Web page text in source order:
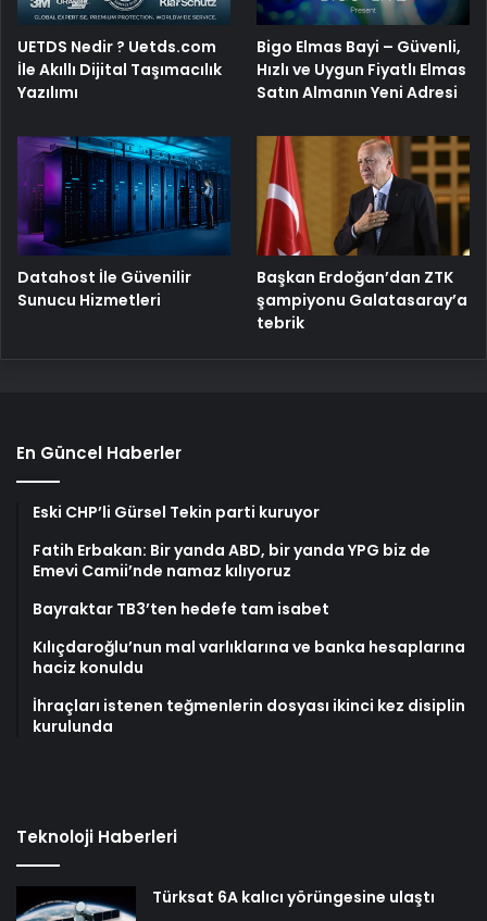
UETDS Nedir ? Uetds.com
İle Akıllı Dijital Taşımacılık
Yazılımı
Bigo Elmas Bayi – Güvenli,
Hızlı ve Uygun Fiyatlı Elmas
Satın Almanın Yeni Adresi
Datahost İle Güvenilir
Sunucu Hizmetleri
Başkan Erdoğan’dan ZTK
şampiyonu Galatasaray’a
tebrik
En Güncel Haberler
Eski CHP’li Gürsel Tekin parti kuruyor
Fatih Erbakan: Bir yanda ABD, bir yanda YPG biz de
Emevi Camii’nde namaz kılıyoruz
Bayraktar TB3’ten hedefe tam isabet
Kılıçdaroğlu’nun mal varlıklarına ve banka hesaplarına
haciz konuldu
İhraçları istenen teğmenlerin dosyası ikinci kez disiplin
kurulunda
Teknoloji Haberleri
Türksat 6A kalıcı yörüngesine ulaştı